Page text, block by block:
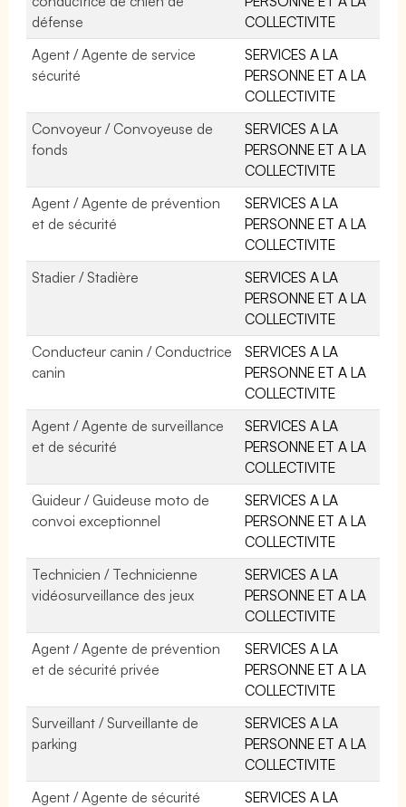
défense
COLLECTIVITE
Agent / Agente de service
sécurité
SERVICES A LA
PERSONNE ET A LA
COLLECTIVITE
Convoyeur / Convoyeuse de
fonds
SERVICES A LA
PERSONNE ET A LA
COLLECTIVITE
Agent / Agente de prévention
et de sécurité
SERVICES A LA
PERSONNE ET A LA
COLLECTIVITE
Stadier / Stadière
SERVICES A LA
PERSONNE ET A LA
COLLECTIVITE
Conducteur canin / Conductrice
canin
SERVICES A LA
PERSONNE ET A LA
COLLECTIVITE
Agent / Agente de surveillance
et de sécurité
SERVICES A LA
PERSONNE ET A LA
COLLECTIVITE
Guideur / Guideuse moto de
convoi exceptionnel
SERVICES A LA
PERSONNE ET A LA
COLLECTIVITE
Technicien / Technicienne
vidéosurveillance des jeux
SERVICES A LA
PERSONNE ET A LA
COLLECTIVITE
Agent / Agente de prévention
et de sécurité privée
SERVICES A LA
PERSONNE ET A LA
COLLECTIVITE
Surveillant / Surveillante de
parking
SERVICES A LA
PERSONNE ET A LA
COLLECTIVITE
Agent / Agente de sécurité
SERVICES A LA